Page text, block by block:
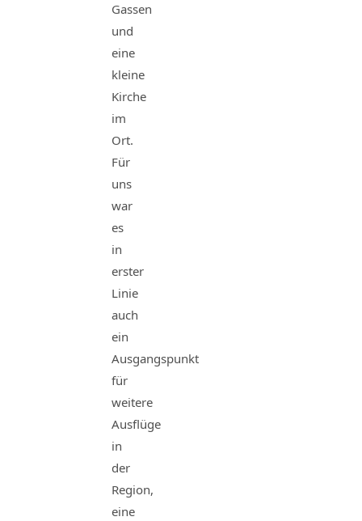
Gassen
und
eine
kleine
Kirche
im
Ort.
Für
uns
war
es
in
erster
Linie
auch
ein
Ausgangspunkt
für
weitere
Ausflüge
in
der
Region,
eine